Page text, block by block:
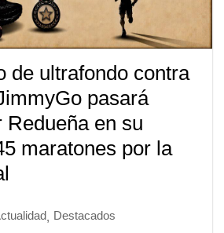
de ultrafondo contra
pasará
Redueña en su
maratones por la
, Destacados